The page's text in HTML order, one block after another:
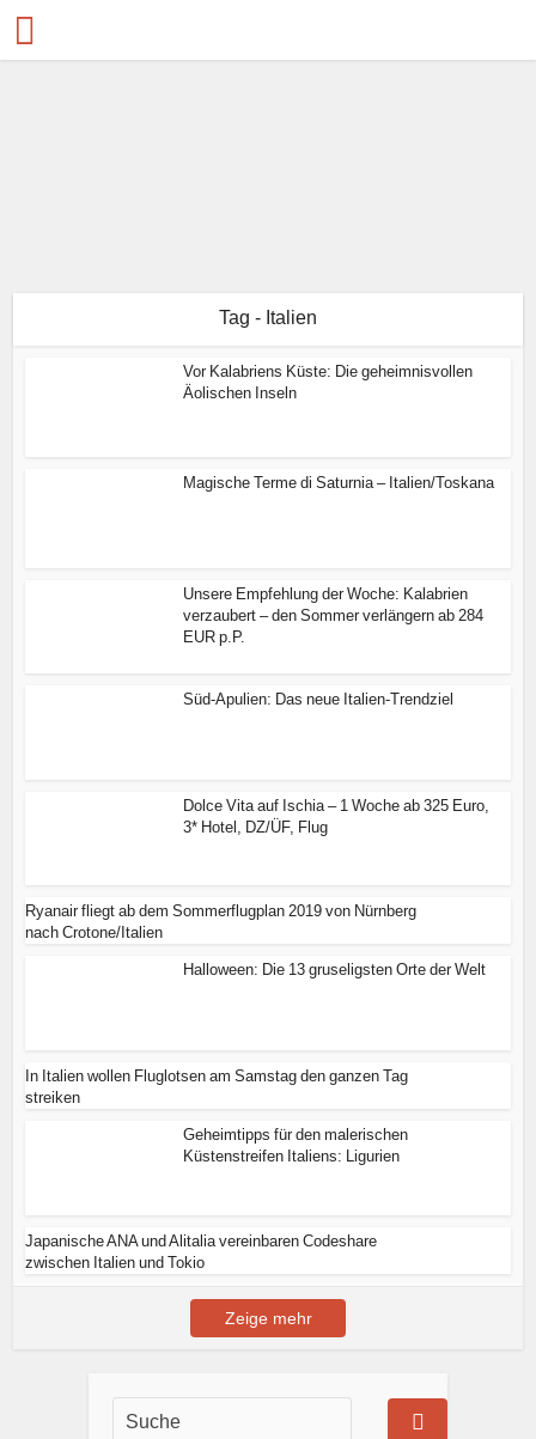
Tag - Italien
Vor Kalabriens Küste: Die geheimnisvollen
Äolischen Inseln
Magische Terme di Saturnia – Italien/Toskana
Unsere Empfehlung der Woche: Kalabrien
verzaubert – den Sommer verlängern ab 284
EUR p.P.
Süd-Apulien: Das neue Italien-Trendziel
Dolce Vita auf Ischia – 1 Woche ab 325 Euro,
3* Hotel, DZ/ÜF, Flug
Ryanair fliegt ab dem Sommerflugplan 2019 von Nürnberg
nach Crotone/Italien
Halloween: Die 13 gruseligsten Orte der Welt
In Italien wollen Fluglotsen am Samstag den ganzen Tag
streiken
Geheimtipps für den malerischen
Küstenstreifen Italiens: Ligurien
Japanische ANA und Alitalia vereinbaren Codeshare
zwischen Italien und Tokio
Zeige mehr